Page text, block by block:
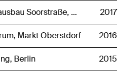
SOO — Dachgeschossausbau Soorstraße, Berlin 2017
Markt Oberstdorf 2016
Berlin 2015